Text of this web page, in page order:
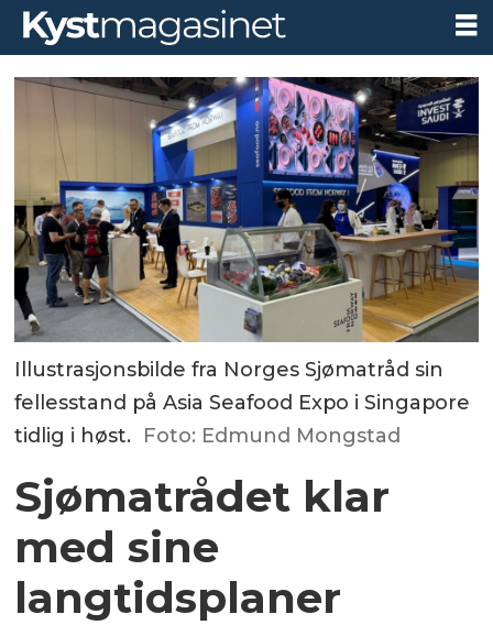
Illustrasjonsbilde fra Norges Sjømatråd sin
fellesstand på Asia Seafood Expo i Singapore
tidlig i høst. Foto: Edmund Mongstad
Sjømatrådet klar
med sine
langtidsplaner